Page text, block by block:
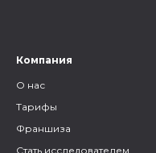
Компания
О нас
Тарифы
Франшиза
Стать исследователем